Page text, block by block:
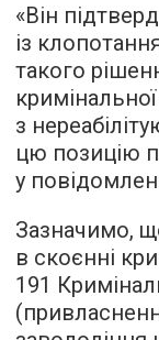
«Він
із
такого
з
цю позицію
у
Зазначимо,
в скоєнні
191